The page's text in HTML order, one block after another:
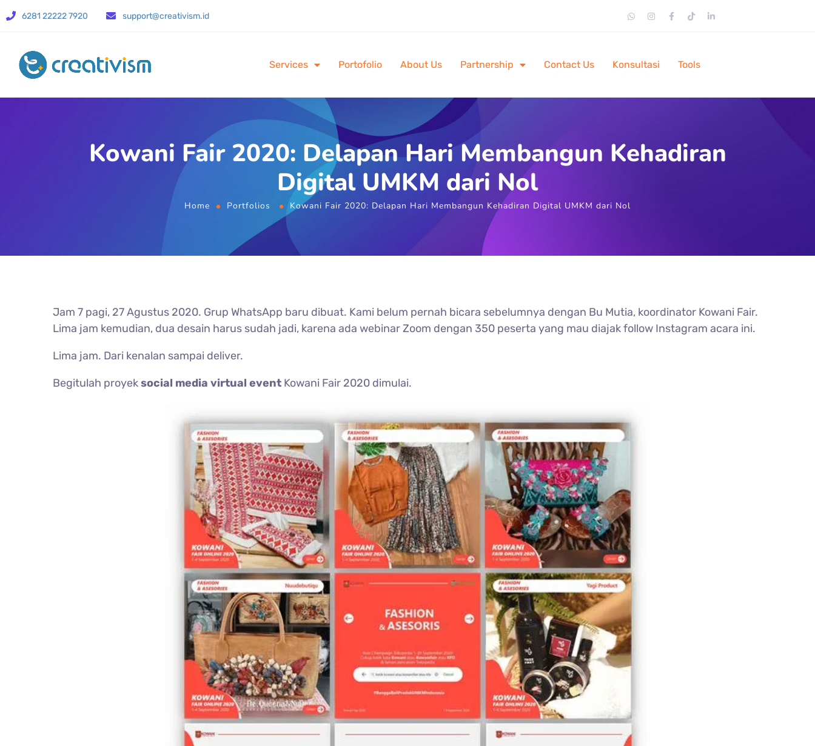
6281 22222 7920 support@creativism.id
Services Portofolio About Us Partnership Contact Us Konsultasi Tools
Kowani Fair 2020: Delapan Hari Membangun Kehadiran
Digital UMKM dari Nol
Home Portfolios Kowani Fair 2020: Delapan Hari Membangun Kehadiran Digital UMKM dari Nol
Jam 7 pagi, 27 Agustus 2020. Grup WhatsApp baru dibuat. Kami belum pernah bicara sebelumnya dengan Bu Mutia, koordinator Kowani Fair.
Lima jam kemudian, dua desain harus sudah jadi, karena ada webinar Zoom dengan 350 peserta yang mau diajak follow Instagram acara ini.
Lima jam. Dari kenalan sampai deliver.
Begitulah proyeksocial media virtual event Kowani Fair 2020 dimulai.